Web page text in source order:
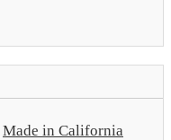
Made in California